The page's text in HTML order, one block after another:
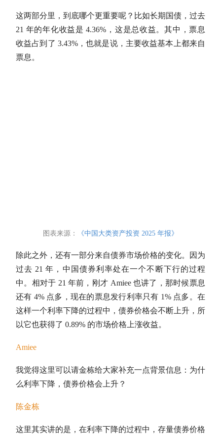
这两部分里，到底哪个更重要呢？比如长期 国债 ，过去
21 年的年化收益是 4.36%，这是总收益。其中， 票息
收益占到了 3.43%，也就是说，主要收益基本上都来自
票息 。
图表来源： 《中国大类资产投资 2025 年报》
除此之外，还有一部分来自债券市场价格的变化。因为
过去 21 年，中 国债券利率处在一个不断下行的过程
中。相对于 21 年前，刚才 Amiee 也讲了，那时候票息
还有 4% 点多，现在的票息发行利率只有 1% 点多。在
这样一个利率下降的过程中，债券价格会不断上升，所
以它也获得了 0.89% 的市场价格上涨收益。
Amiee
我觉得这里可以请金栋给大家补充一点背景信息：为什
么利率下降，债券价格会上升？
陈金栋
这里其实讲的是，在利率下降的过程中，存量债券价格